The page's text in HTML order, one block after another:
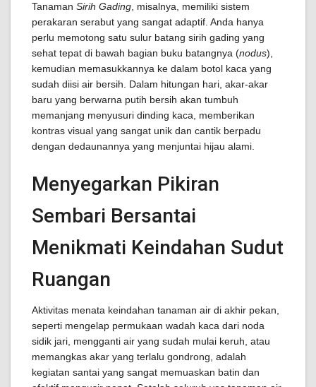
Tanaman Sirih Gading , misalnya, memiliki sistem
perakaran serabut yang sangat adaptif. Anda hanya
perlu memotong satu sulur batang sirih gading yang
sehat tepat di bawah bagian buku batangnya (nodus),
kemudian memasukkannya ke dalam botol kaca yang
sudah diisi air bersih. Dalam hitungan hari, akar-akar
baru yang berwarna putih bersih akan tumbuh
memanjang menyusuri dinding kaca, memberikan
kontras visual yang sangat unik dan cantik berpadu
dengan dedaunannya yang menjuntai hijau alami.
Menyegarkan Pikiran
Sembari Bersantai
Menikmati Keindahan Sudut
Ruangan
Aktivitas menata keindahan tanaman air di akhir pekan,
seperti mengelap permukaan wadah kaca dari noda
sidik jari, mengganti air yang sudah mulai keruh, atau
memangkas akar yang terlalu gondrong, adalah
kegiatan santai yang sangat memuaskan batin dan